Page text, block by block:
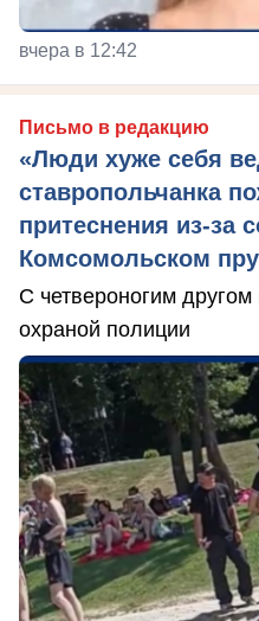
вчера в 12:42
Письмо в редакцию
«Люди хуже себя
ставропольчанка
притеснения из-за
Комсомольском
С четвероногим
охраной полиции